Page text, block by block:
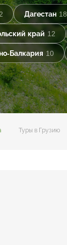
Дагестан 18
край 12
Балкария 10
Туры в Грузию